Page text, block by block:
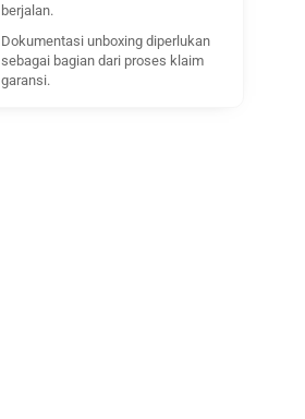
berjalan.
Dokumentasi unboxing diperlukan
sebagai bagian dari proses klaim
garansi.